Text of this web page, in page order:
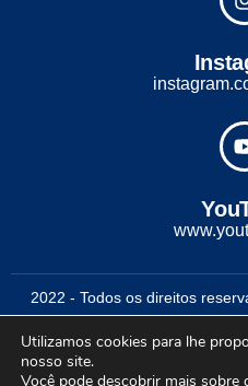
2022 - Todos os direitos
Conexão
Utilizamos cookies para lhe
nosso site.
Você pode descobrir mais sobre